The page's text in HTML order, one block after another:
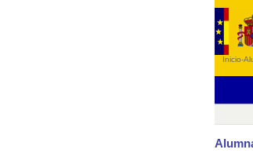
Inicio-